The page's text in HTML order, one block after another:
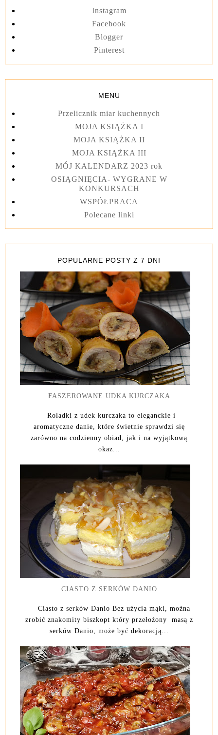
Instagram
Facebook
Blogger
Pinterest
MENU
Przelicznik miar kuchennych
MOJA KSIĄŻKA I
MOJA KSIĄŻKA II
MOJA KSIĄŻKA III
MÓJ KALENDARZ 2023 rok
OSIĄGNIĘCIA- WYGRANE W
KONKURSACH
WSPÓŁPRACA
Polecane linki
POPULARNE POSTY Z 7 DNI
FASZEROWANE UDKA KURCZAKA
Roladki z udek kurczaka to eleganckie i
aromatyczne danie, które świetnie sprawdzi się
zarówno na codzienny obiad, jak i na wyjątkową
okaz...
CIASTO Z SERKÓW DANIO
Ciasto z serków Danio Bez użycia mąki, można
zrobić znakomity biszkopt który przełożony masą z
serków Danio, może być dekoracją...